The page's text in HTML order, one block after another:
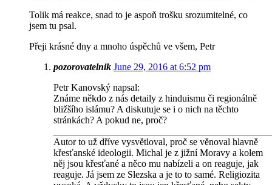
Tolik má reakce, snad to je aspoň trošku srozumitelné, co
jsem tu psal.
Přeji krásné dny a mnoho úspěchů ve všem, Petr
pozorovatelnik June 29, 2016 at 6:52 pm
Petr Kanovský napsal:
Známe někdo z nás detaily z hinduismu či regionálně
bližšího islámu? A diskutuje se i o nich na těchto
stránkách? A pokud ne, proč?
Autor to už dříve vysvětloval, proč se věnoval hlavně
křesťanské ideologii. Michal je z jižní Moravy a kolem
něj jsou křesťané a něco mu nabízeli a on reaguje, jak
reaguje. Já jsem ze Slezska a je to to samé. Religiozita